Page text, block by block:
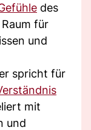
des
für
und
spricht für
mit
und